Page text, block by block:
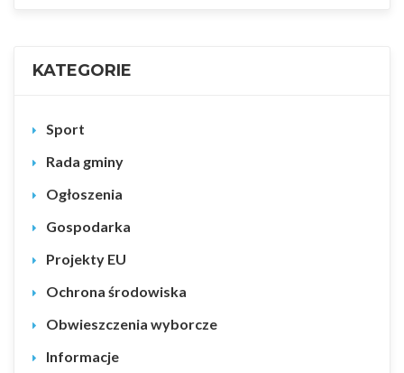
KATEGORIE
Sport
Rada gminy
Ogłoszenia
Gospodarka
Projekty EU
Ochrona środowiska
Obwieszczenia wyborcze
Informacje